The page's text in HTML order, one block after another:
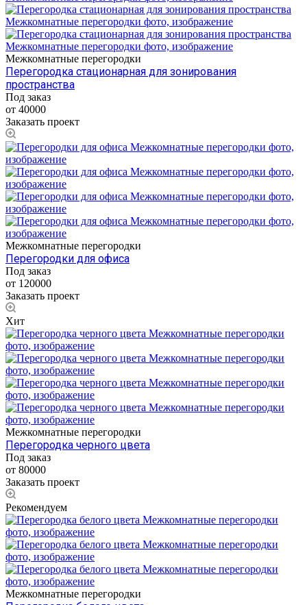
Межкомнатные перегородки
Перегородка стационарная для зонирования
пространства
Под заказ
от 40000
Заказать проект
Межкомнатные перегородки
Перегородки для офиса
Под заказ
от 120000
Заказать проект
Хит
Межкомнатные перегородки
Перегородка черного цвета
Под заказ
от 80000
Заказать проект
Рекомендуем
Межкомнатные перегородки